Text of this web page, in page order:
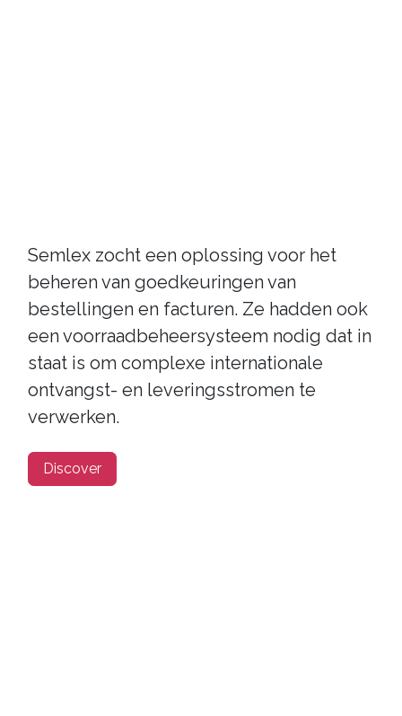
Semlex zocht een oplossing voor het
beheren van goedkeuringen van
bestellingen en facturen. Ze hadden ook
een voorraadbeheersysteem nodig dat in
staat is om complexe internationale
ontvangst- en leveringsstromen te
verwerken.
Discover